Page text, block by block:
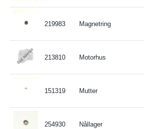
219983 Magnetring
213810 Motorhus
151319 Mutter
254930 Nållager